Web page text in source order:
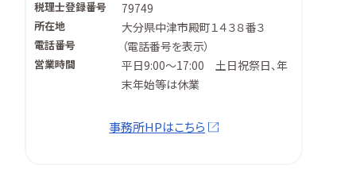
税理士登録番号 79749
所在地 大分県中津市殿町１４３８番３
電話番号 （電話番号を表示）
営業時間
平日9:00～17:00 土日祝祭日、年
末年始等は休業
事務所HPはこちら